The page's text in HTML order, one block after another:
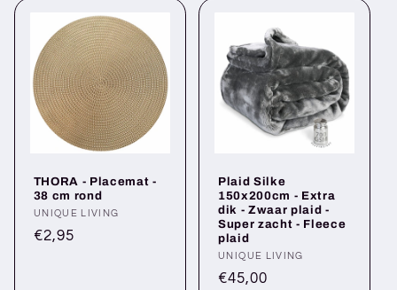
THORA - Placemat -
38 cm rond
Verkoper:
UNIQUE LIVING
Normale
€2,95
Plaid Silke
150x200cm - Extra
dik - Zwaar plaid -
Super zacht - Fleece
plaid
Verkoper:
UNIQUE LIVING
Normale
€45,00